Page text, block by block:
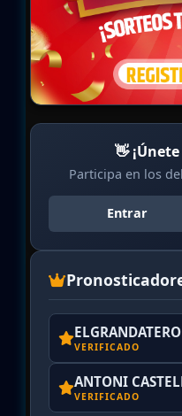
👋
Participa en los
Entrar
VERIFICADO
ANTONI
VERIFICADO